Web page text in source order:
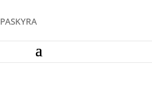
PASKYRA